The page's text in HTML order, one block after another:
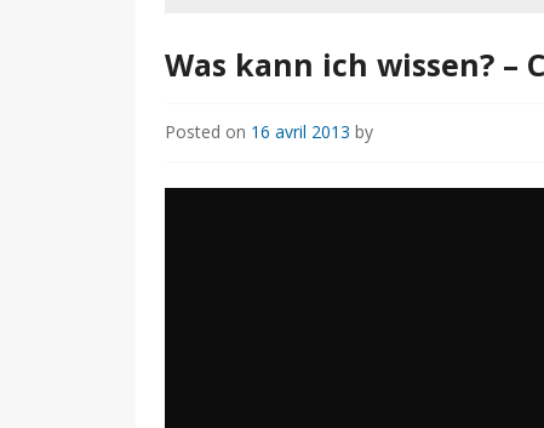
Was kann ich wissen? –
Posted on 16 avril 2013 by